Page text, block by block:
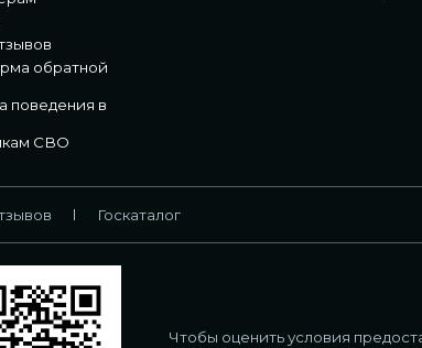
обратной
поведения в
СВО
Госкаталог
Чтобы оценить условия